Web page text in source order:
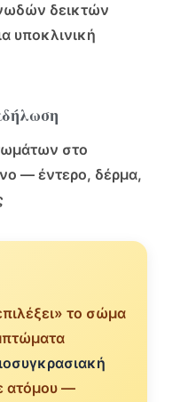
δεικτών
υποκλινική
στο
— έντερο, δέρμα,
το σώμα
ατόμου —